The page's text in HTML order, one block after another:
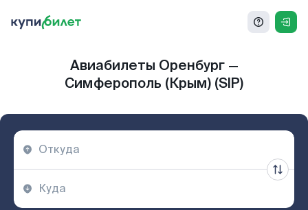
Авиабилеты Оренбург —
Симферополь (Крым) (SIP)